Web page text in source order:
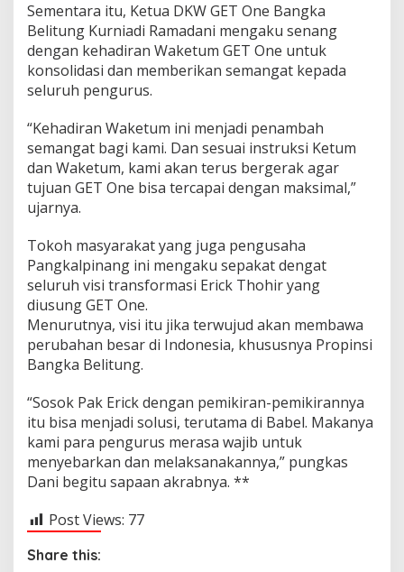
Sementara itu, Ketua DKW GET One Bangka
Belitung Kurniadi Ramadani mengaku senang
dengan kehadiran Waketum GET One untuk
konsolidasi dan memberikan semangat kepada
seluruh pengurus.
“Kehadiran Waketum ini menjadi penambah
semangat bagi kami. Dan sesuai instruksi Ketum
dan Waketum, kami akan terus bergerak agar
tujuan GET One bisa tercapai dengan maksimal,”
ujarnya.
Tokoh masyarakat yang juga pengusaha
Pangkalpinang ini mengaku sepakat dengat
seluruh visi transformasi Erick Thohir yang
diusung GET One.
Menurutnya, visi itu jika terwujud akan membawa
perubahan besar di Indonesia, khususnya Propinsi
Bangka Belitung.
“Sosok Pak Erick dengan pemikiran-pemikirannya
itu bisa menjadi solusi, terutama di Babel. Makanya
kami para pengurus merasa wajib untuk
menyebarkan dan melaksanakannya,” pungkas
Dani begitu sapaan akrabnya. **
Post Views: 77
Share this: